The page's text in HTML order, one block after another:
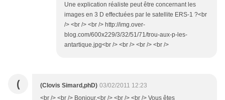
Une explication réaliste peut être concernant les
images en 3 D effectuées par le satellite ERS-1 ?<br
/> <br /> <br /> http://img.over-
blog.com/600x229/3/32/51/71/trou-aux-p-les-
antartique.jpg<br /> <br /> <br /> <br />
( (Clovis Simard,phD) 03/02/2011 12:23
<br /> <br /> Bonjour,<br /> <br /> <br /> Vous êtes